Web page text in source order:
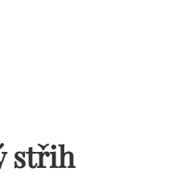
střih